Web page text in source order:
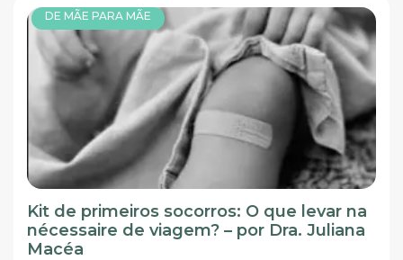
DE MÃE PARA MÃE
Kit de primeiros socorros: O que levar na
nécessaire de viagem? – por Dra. Juliana
Macéa